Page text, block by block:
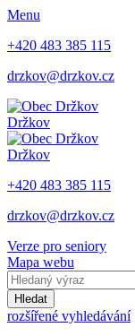
Menu
+420 483 385 115
drzkov@drzkov.cz
Držkov
Držkov
+420 483 385 115
drzkov@drzkov.cz
Verze pro seniory
Mapa webu
Hledat
rozšířené vyhledávání